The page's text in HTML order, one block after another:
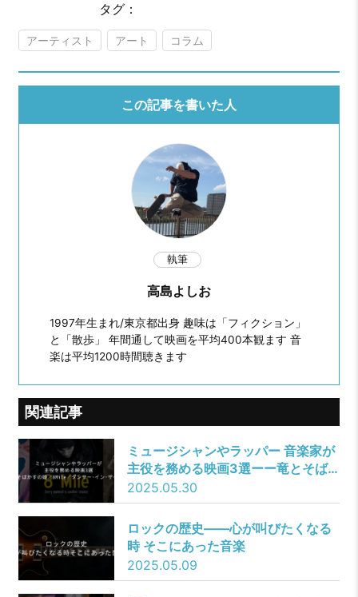
タグ：
アーティスト アート コラム
この記事を書いた人
執筆
高島よしお
1997年生まれ/東京都出身 趣味は「フィクション」
と「散歩」 年間通して映画を平均400本観ます 音
楽は平均1200時間聴きます
関連記事
ミュージシャンやラッパー 音楽家が
主役を務める映画3選ーー竜とそば
かすの姫／8Mile／ダンサー･イン･
ザ･ダーク
2025.05.30
ロックの歴史――心が叫びたくなる
時 そこにあった音楽
2025.05.09